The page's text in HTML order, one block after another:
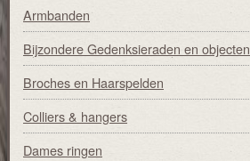
Armbanden
Bijzondere Gedenksieraden en objecten
Broches en Haarspelden
Colliers & hangers
Dames ringen